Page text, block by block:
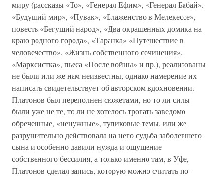
миру (рассказы «То», «Генерал Ефим», «Генерал Бабай».
«Будущий мир», «Пувак», «Блаженство в Мелекессе»,
повесть «Бегущий народ», «Два окрашенных домика на
краю родного города», «Таранка» «Путешествие в
человечество», «Жизнь собственного сочинения»,
«Марксистка», пьеса «После войны» и пр.), реализованы
не были или же нам неизвестны, однако намерение их
написать свидетельствует об авторском вдохновении.
Платонов был переполнен сюжетами, но то ли силы
были уже не те, то ли не хотелось трогать заведомо
обреченные, «ненужные», тупиковые темы, или же
разрушительно действовала на него судьба заболевшего
сына и особенно давили нужда и ощущение
собственного бессилия, а только именно там, в Уфе,
Платонов сделал запись, которую можно считать по-